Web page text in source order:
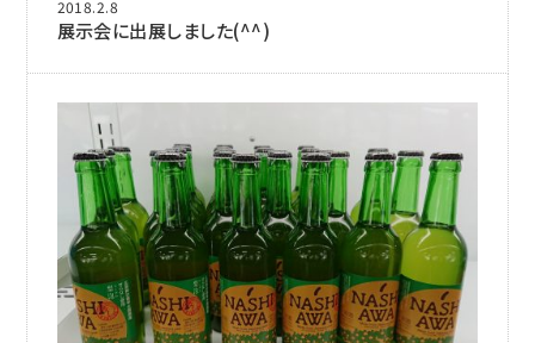
2018.2.8
展示会に出展しました(^^)